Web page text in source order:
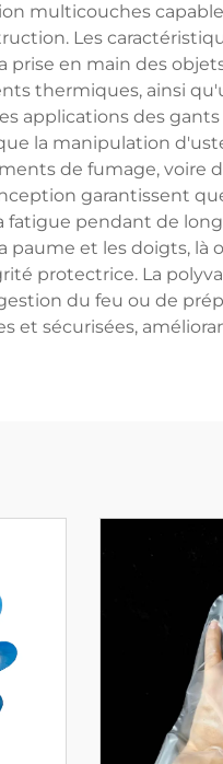
multicouches
Les
en main des
thermiques, ainsi
applications des
la manipulation
de fumage, voire
garantissent
pendant de
et les doigts, là
protectrice. La
du feu ou de
sécurisées,